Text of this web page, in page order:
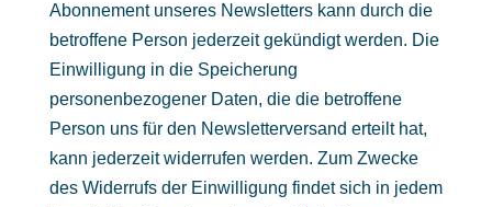
Abonnement unseres Newsletters kann durch die
betroffene Person jederzeit gekündigt werden. Die
Einwilligung in die Speicherung
personenbezogener Daten, die die betroffene
Person uns für den Newsletterversand erteilt hat,
kann jederzeit widerrufen werden. Zum Zwecke
des Widerrufs der Einwilligung findet sich in jedem